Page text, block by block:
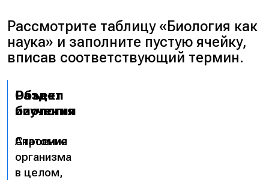
Рассмотрите таблицу «Биология как
наука» и заполните пустую ячейку,
вписав соответствующий термин.
Раздел
биологии
Объект
изучения
Анатомия
Строение
организма
в целом,